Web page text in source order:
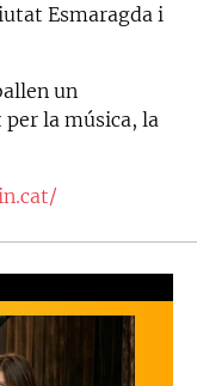
Esmaragda i
un
la música, la